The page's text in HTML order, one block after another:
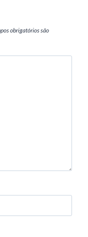
obrigatórios são